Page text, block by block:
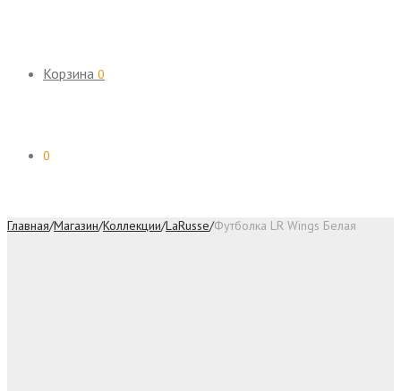
Корзина 0
0
Главная/Магазин/Коллекции/LaRusse/Футболка LR Wings Белая